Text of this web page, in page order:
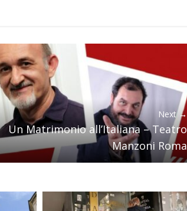
Next →
Un Matrimonio all’Italiana – Teatro
Manzoni Roma